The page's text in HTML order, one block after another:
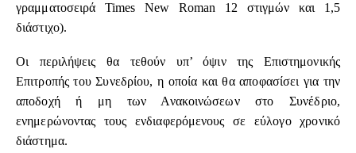
γραμματοσειρά Times New Roman 12 στιγμών και 1,5
διάστιχο).
Οι περιλήψεις θα τεθούν υπ’ όψιν της Επιστημονικής
Επιτροπής του Συνεδρίου, η οποία και θα αποφασίσει για την
αποδοχή ή μη των Ανακοινώσεων στο Συνέδριο,
ενημερώνοντας τους ενδιαφερόμενους σε εύλογο χρονικό
διάστημα.